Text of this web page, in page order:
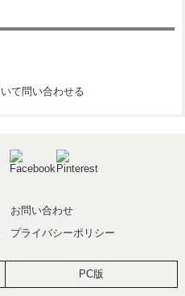
お問い合わせ
プライバシーポリシー
PC版